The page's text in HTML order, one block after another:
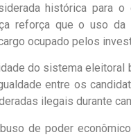
histórica para
reforça que o uso da
ocupado pelos
do sistema eleitoral
entre os
ilegais durante
de poder